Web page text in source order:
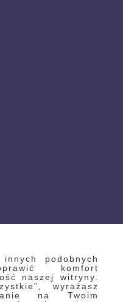
podobnych
komfort
naszej witryny.
wyrażasz
na Twoim